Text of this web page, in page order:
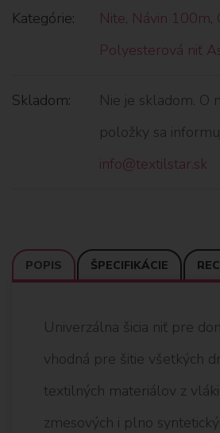
Kategórie: Nite, Návin 100m,
Polyesterová niť
Skladom:
Nie je skladom. O
položky sa
info@textilstar.sk
POPIS ŠPECIFIKÁCIE
Univerzálna šicia niť pre
vhodná pre šitie všetkých
textilných materiálov z
zmesových i plno